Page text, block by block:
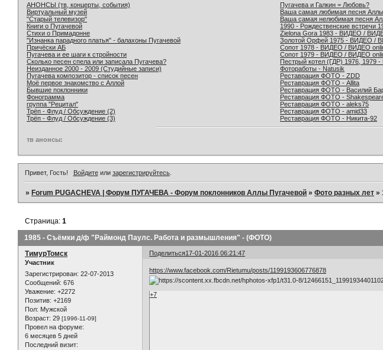
АНОНСЫ (тв, концерты, события)
Виртуальный музей
"Старый телевизор"
Книги о Пугачевой
Стихи о Примадонне
"Изнанка парадного платья" - балахоны Пугачевой
Причёски АБ
Пугачева и ее шаги к стройности
Сколько песен спела или записала Пугачева?
Неизданное 2000 - 2009 (Студийные записи)
Пугачева композитор - список песен
Моё первое знакомство с Аллой
Бывшие поклонники
Фонограмма
группа "Рецитал"
Трёп - Флуд / Обсуждение (2)
Трёп - Флуд / Обсуждение (3)
Пугачева и Галкин = Любовь?
Ваша самая любимая песня
Ваша самая нелюбимая песня
1990 - Рождественские встречи
Zielona Gora 1983 - ВИДЕО /
Золотой Орфей 1975 - ВИДЕО /
Сопот 1978 - ВИДЕО / ВИДЕО
Сопот 1979 - ВИДЕО / ВИДЕО
Пестрый котел (ГДР) 1976, 1979
Фотоработы - Natusik
Реставрация ФОТО - ZDD
Реставрация ФОТО - Allita
Реставрация ФОТО - Василий
Реставрация ФОТО -
Реставрация ФОТО - aleks75
Реставрация ФОТО - amid33
Реставрация ФОТО - Никита-92
тв анонсы:
Привет, Гость! Войдитеили зарегистрируйтесь.
»Forum PUGACHEVA | Форум ПУГАЧЕВА - Форум поклонников Аллы Пугачевой »Фото разных лет »
1985 - Съёмки д/ф "Раймонд Паулс. Работа и размышления" - (ФОТО)
Страница:1
Поделиться17-01-2016 06:21:47
ТимурТомск
Участник
Зарегистрирован: 22-07-2013
Сообщений: 676
Уважение: +2272
Позитив: +2169
Пол: Мужской
Возраст: 29 [1996-11-09]
Провел на форуме:
6 месяцев 5 дней
Последний визит:
https://www.facebook.com/Rietumu/posts/1199193606776878
+7